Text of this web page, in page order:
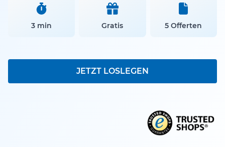
3 min Gratis 5 Offerten
JETZT LOSLEGEN